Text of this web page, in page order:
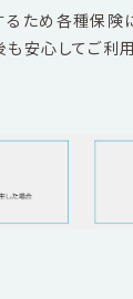
ため各種保険
安心してご利用